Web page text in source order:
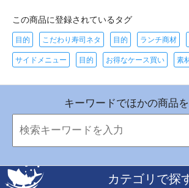
この商品に登録されているタグ
目的 こだわり寿司ネタ 目的 ランチ商材
サイドメニュー 目的 お得なケース買い 素
キーワードでほかの商品
カテゴリで探